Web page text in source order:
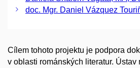
doc. Mgr. Daniel Vázquez
Cílem tohoto projektu je podpora
v oblasti románských literatur. Ústav